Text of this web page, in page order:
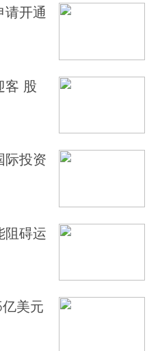
请开通
客 股
际投资
阻碍运
美元